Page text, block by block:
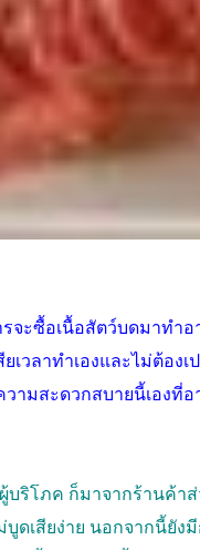
รจะซื้อเนื้อสัตว์บดมาท
เวลาทำเองและไม่ต้อง
มสะดวกสบายนี้เองที่
บริโภค ก็มาจากร้านค้
ดเสียง่าย นอกจากนี้ยั